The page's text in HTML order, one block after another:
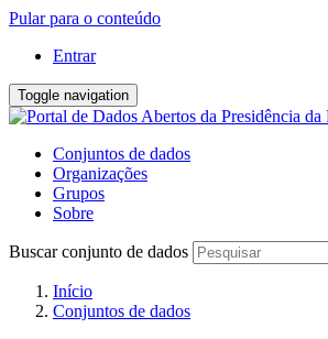
Pular para o conteúdo
Entrar
Toggle navigation
Conjuntos de dados
Organizações
Grupos
Sobre
Buscar conjunto de dados
Início
Conjuntos de dados